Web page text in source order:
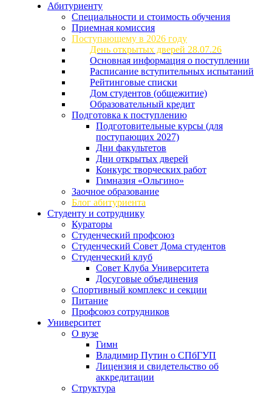
Абитуриенту
Специальности и стоимость обучения
Приемная комиссия
Поступающему в 2026 году
День открытых дверей 28.07.26
Основная информация о поступлении
Расписание вступительных испытаний
Рейтинговые списки
Дом студентов (общежитие)
Образовательный кредит
Подготовка к поступлению
Подготовительные курсы (для
поступающих 2027)
Дни факультетов
Дни открытых дверей
Конкурс творческих работ
Гимназия «Ольгино»
Заочное образование
Блог абитуриента
Студенту и сотруднику
Кураторы
Студенческий профсоюз
Студенческий Совет Дома студентов
Студенческий клуб
Совет Клуба Университета
Досуговые объединения
Спортивный комплекс и секции
Питание
Профсоюз сотрудников
Университет
О вузе
Гимн
Владимир Путин о СПбГУП
Лицензия и свидетельство об
аккредитации
Структура